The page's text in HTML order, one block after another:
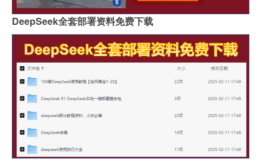
DeepSeek全套部署资料免费下载